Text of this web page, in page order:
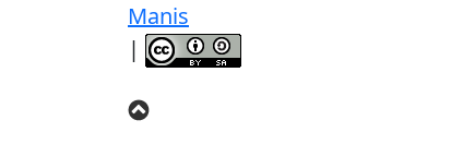
Manis
|